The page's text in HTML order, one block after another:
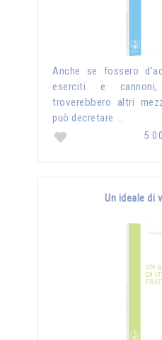
Anche se fossero
eserciti e
troverebbero altri
può decretare …
Un ideale di